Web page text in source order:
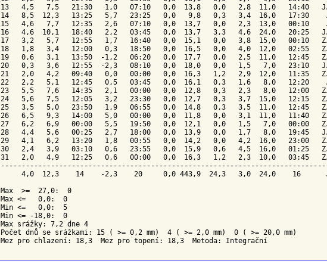
13   4,5   7,5   21:30   1,0   07:10   0,0  13,8   0,0   2,8  11,0   14:40
14   8,5  12,3   13:25   5,7   23:25   0,0   9,8   0,3   3,4  16,0   17:30
15   4,6   7,7   12:35   2,6   07:10   0,0  13,7   0,0   2,3  13,0   00:10
16   4,6  10,1   18:40   2,2   03:45   0,0  13,7   3,3   4,6  24,0   20:25
17   3,2   5,7   12:55   1,7   16:40   0,0  15,1   0,0   3,8  15,0   00:10
18   1,8   3,4   12:00   0,3   18:50   0,0  16,5   0,0   4,0  12,0   02:55
19   0,6   3,1   13:50  -1,2   06:20   0,0  17,7   0,0   2,5  11,0   12:45
20   0,3   3,6   12:55  -2,3   08:10   0,0  18,0   0,0   1,5   7,0   23:10
21   2,0   4,2   09:40   0,0   00:00   0,0  16,3   1,2   2,9  12,0   11:35
22   2,2   5,1   12:45   0,5   03:45   0,0  16,1   0,3   1,6   8,0   12:20
23   5,5   7,6   14:35   2,1   00:00   0,0  12,8   0,3   2,3   8,0   12:00
24   5,6   7,5   12:05   3,2   23:30   0,0  12,7   0,3   3,7  15,0   12:15
25   3,5   5,0   23:50   1,9   06:55   0,0  14,8   0,3   3,5  11,0   12:45
26   6,5   9,3   14:00   5,0   00:00   0,0  11,8   0,0   3,1  11,0   11:40
27   6,2   6,9   00:00   5,5   19:50   0,0  12,1   0,0   1,5   7,0   00:00
28   4,4   5,6   00:25   2,7   18:00   0,0  13,9   0,0   1,7   8,0   19:45
29   4,1   6,2   13:20   1,8   00:55   0,0  14,2   0,0   4,2  16,0   23:00
30   2,4   3,9   03:10   0,6   23:55   0,0  15,9   0,6   4,5  16,0   01:25
31   2,0   4,9   12:25   0,6   00:00   0,0  16,3   1,2   2,3  10,0   03:45
4,0  12,3    14    -2,3    20     0,0 443,9  24,3   3,0  24,0    16
Max  >=  27,0:  0
Max <=   0,0:  0
Min <=   0,0:  5
Min <= -18,0:  0
Max srážky: 7,2 dne 4
Počet dnů se srážkami: 15 ( >= 0,2 mm)  4 ( >= 2,0 mm)  0 ( >= 20,0 mm)